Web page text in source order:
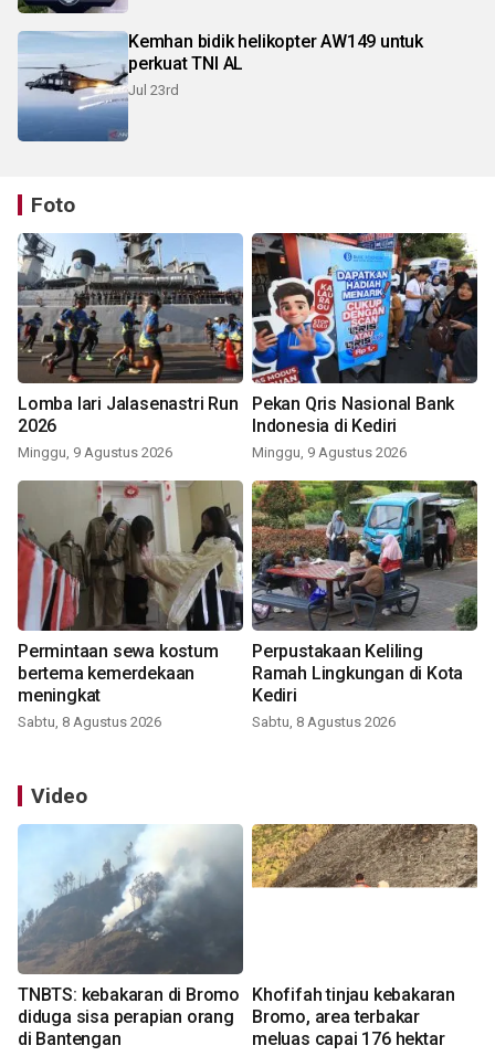
Kemhan bidik helikopter AW149 untuk
perkuat TNI AL
Jul 23rd
Foto
Lomba lari Jalasenastri Run
2026
Minggu, 9 Agustus 2026
Pekan Qris Nasional Bank
Indonesia di Kediri
Minggu, 9 Agustus 2026
Permintaan sewa kostum
bertema kemerdekaan
meningkat
Sabtu, 8 Agustus 2026
Perpustakaan Keliling
Ramah Lingkungan di Kota
Kediri
Sabtu, 8 Agustus 2026
Video
TNBTS: kebakaran di Bromo
diduga sisa perapian orang
di Bantengan
Khofifah tinjau kebakaran
Bromo, area terbakar
meluas capai 176 hektar